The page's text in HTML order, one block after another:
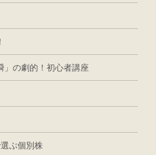
」の劇的！初心者講座
ぶ個別株